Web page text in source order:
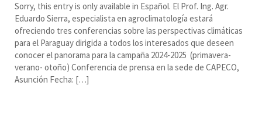
Sorry, this entry is only available in Español. El Prof. Ing. Agr.
Eduardo Sierra, especialista en agroclimatología estará
ofreciendo tres conferencias sobre las perspectivas climáticas
para el Paraguay dirigida a todos los interesados que deseen
conocer el panorama para la campaña 2024-2025 (primavera-
verano- otoño) Conferencia de prensa en la sede de CAPECO,
Asunción Fecha: […]